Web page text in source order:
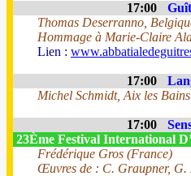
17:00
Thomas Deserranno,
Hommage à Marie-Claire
Lien :
17:00
Michel Schmidt, Aix les
17:00
23Ème Festival International
Frédérique Gros (France)
Œuvres de : C. Graupner, G.